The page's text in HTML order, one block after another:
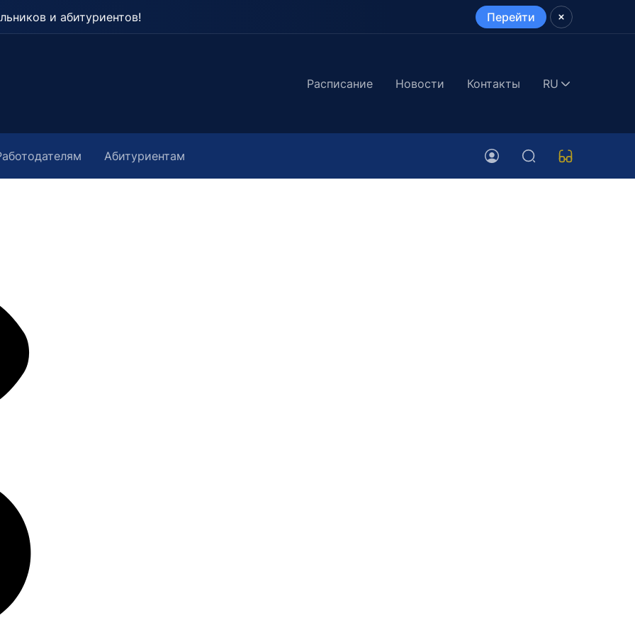
и абитуриентов! Перейти
Расписание Новости Контакты RU
Абитуриентам